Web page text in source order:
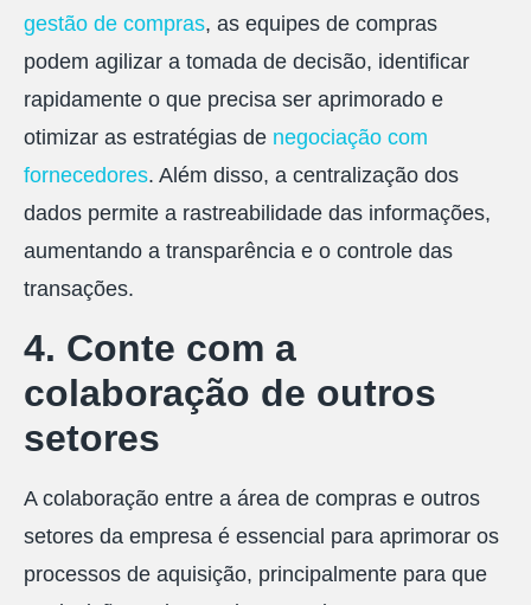
gestão de compras, as equipes de compras
podem agilizar a tomada de decisão, identificar
rapidamente o que precisa ser aprimorado e
otimizar as estratégias de negociação com
fornecedores. Além disso, a centralização dos
dados permite a rastreabilidade das informações,
aumentando a transparência e o controle das
transações.
4. Conte com a
colaboração de outros
setores
A colaboração entre a área de compras e outros
setores da empresa é essencial para aprimorar os
processos de aquisição, principalmente para que